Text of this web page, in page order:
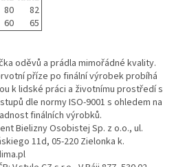
80
82
60 65
oděvů a prádla mimořádné kvality.
příze po finální výrobek probíhá
k lidské práci a životnímu prostředí s
dle normy ISO-9001 s ohledem na
finálních výrobků.
Bielizny Osobistej Sp. z o.o., ul.
11d, 05-220 Zielonka k.